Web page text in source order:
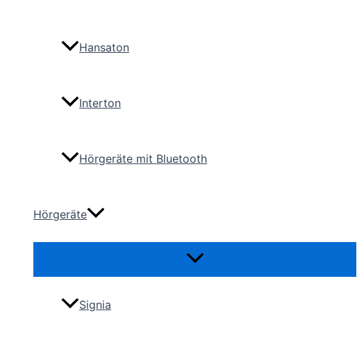
Hansaton
Interton
Hörgeräte mit Bluetooth
Hörgeräte
Menü
Signia